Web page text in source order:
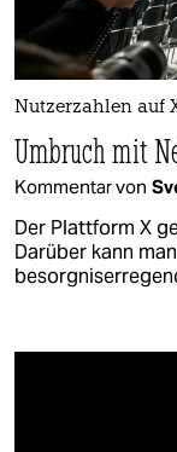
Nutzerzahlen auf
Umbruch mit
Kommentar von
Der Plattform X
Darüber kann